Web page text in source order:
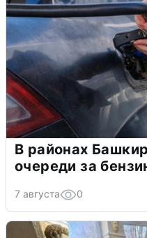
В районах
очереди за
7 августа 0